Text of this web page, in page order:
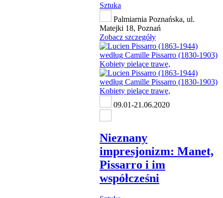
Sztuka
Palmiarnia Poznańska, ul.
Matejki 18, Poznań
Zobacz szczegóły
09.01-21.06.2020
Nieznany
impresjonizm: Manet,
Pissarro i im
współcześni